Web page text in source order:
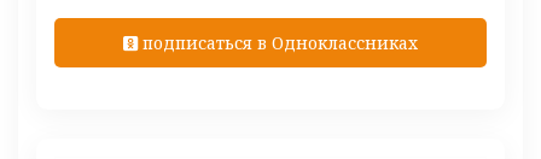
подписаться в Одноклассниках